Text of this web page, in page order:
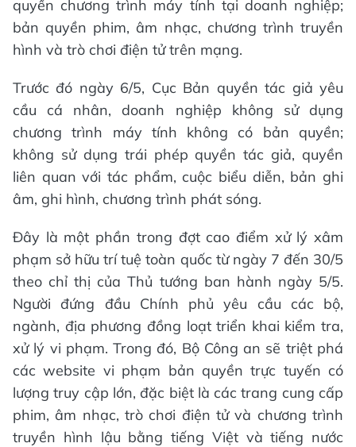
quyền chương trình máy tính tại doanh nghiệp;
bản quyền phim, âm nhạc, chương trình truyền
hình và trò chơi điện tử trên mạng.
Trước đó ngày 6/5, Cục Bản quyền tác giả yêu
cầu cá nhân, doanh nghiệp không sử dụng
chương trình máy tính không có bản quyền;
không sử dụng trái phép quyền tác giả, quyền
liên quan với tác phẩm, cuộc biểu diễn, bản ghi
âm, ghi hình, chương trình phát sóng.
Đây là một phần trong đợt cao điểm xử lý xâm
phạm sở hữu trí tuệ toàn quốc từ ngày 7 đến 30/5
theo chỉ thị của Thủ tướng ban hành ngày 5/5.
Người đứng đầu Chính phủ yêu cầu các bộ,
ngành, địa phương đồng loạt triển khai kiểm tra,
xử lý vi phạm. Trong đó, Bộ Công an sẽ triệt phá
các website vi phạm bản quyền trực tuyến có
lượng truy cập lớn, đặc biệt là các trang cung cấp
phim, âm nhạc, trò chơi điện tử và chương trình
truyền hình lậu bằng tiếng Việt và tiếng nước